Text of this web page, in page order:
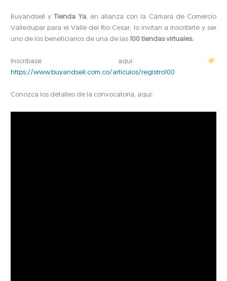
Buyandsell y Tienda Ya, en alianza con la Cámara de Comercio
Valledupar para el Valle del Río Cesar, lo invitan a inscribirte y ser
uno de los beneficiarios de una de las 100 tiendas virtuales.
Inscríbase aquí
https://www.buyandsell.com.co/articulos/registro100
Conozca los detalles de la convocatoria, aquí: